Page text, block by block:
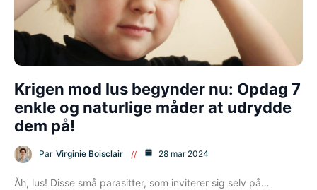
Krigen mod lus begynder nu: Opdag 7
enkle og naturlige måder at udrydde
dem på!
Par Virginie Boisclair 28 mar 2024
Åh, lus! Disse små parasitter, som inviterer sig selv på…